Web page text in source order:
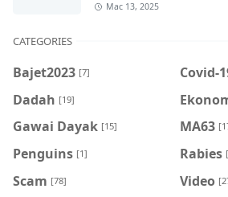
Mac 13, 2025
CATEGORIES
Bajet2023 [7] Covid-
Dadah [19]
Gawai Dayak [15] MA63
Penguins [1] Rabies
Scam [78] Video